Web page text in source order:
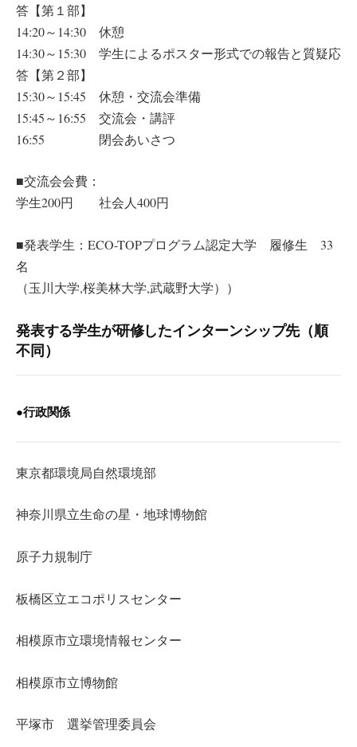
答【第１部】
14:20～14:30 休憩
14:30～15:30 学生によるポスター形式での報告と質疑応
答【第２部】
15:30～15:45 休憩・交流会準備
15:45～16:55 交流会・講評
16:55 閉会あいさつ
■交流会会費：
学生200円 社会人400円
■発表学生：ECO-TOPプログラム認定大学 履修生 33
名
（玉川大学,桜美林大学,武蔵野大学））
発表する学生が研修したインターンシップ先（順
不同）
●行政関係
東京都環境局自然環境部
神奈川県立生命の星・地球博物館
原子力規制庁
板橋区立エコポリスセンター
相模原市立環境情報センター
相模原市立博物館
平塚市 選挙管理委員会